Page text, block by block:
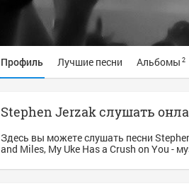
Профиль Лучшие песни Альбомы 2
Stephen Jerzak слушать
Здесь вы можете слушать песни
and Miles, My Uke Has a Crush on You -